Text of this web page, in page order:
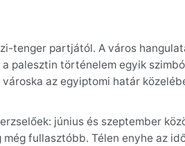
tenger partjától. A város
palesztin történelem egyik
az egyiptomi határ
június és szeptember
fullasztóbb. Télen enyhe az